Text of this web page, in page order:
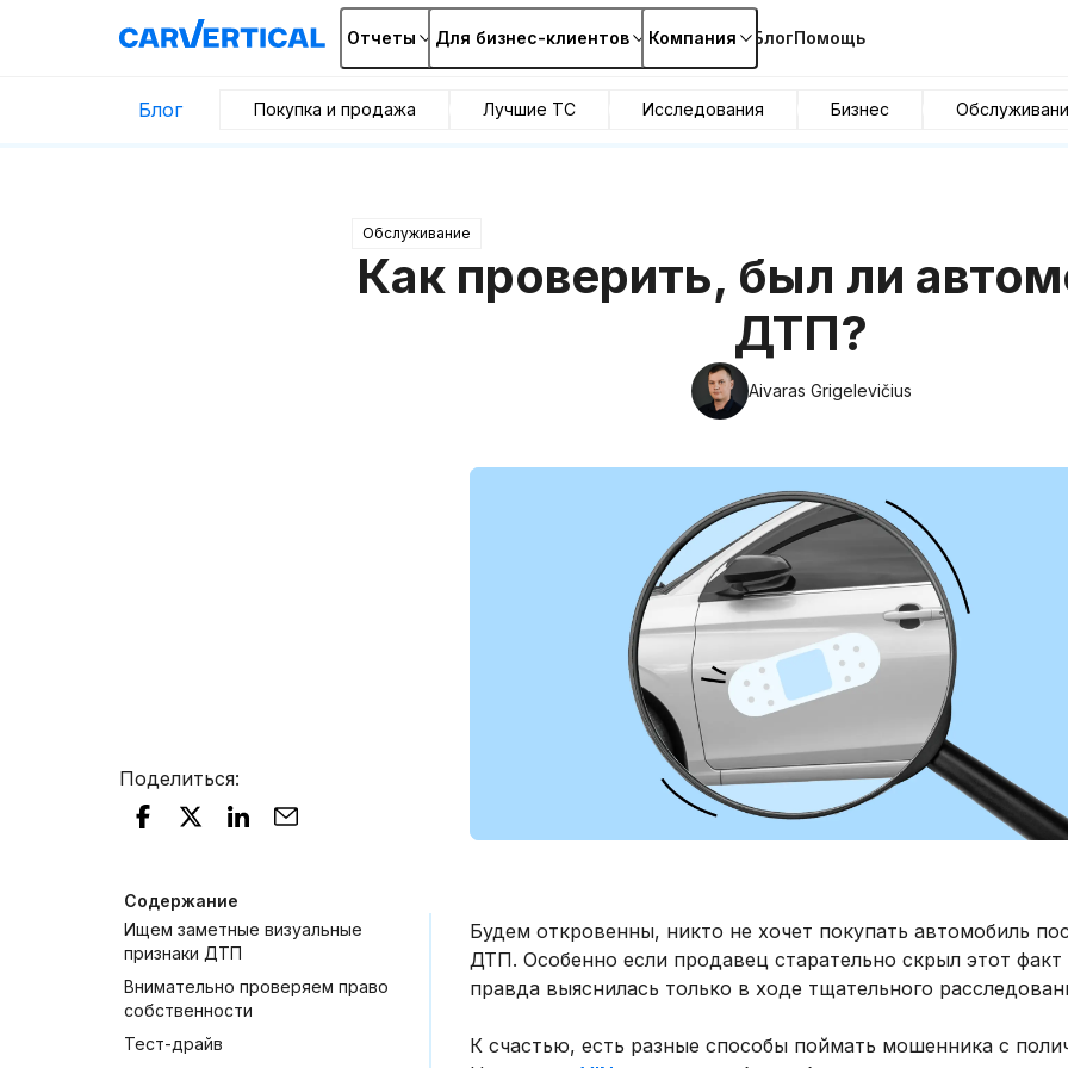
Отчеты Для бизнес-клиентов Компания БлогПомощь
Блог Покупка и продажа Лучшие ТС Исследования Бизнес
Обслуживание
Как проверить, был ли
ДТП?
Aivaras Grigelevičius
Поделиться:
Содержание
Ищем заметные визуальные
признаки ДТП
Внимательно проверяем право
собственности
Тест-драйв
Будем откровенны, никто не хочет покупать автомобиль
ДТП. Особенно если продавец старательно скрыл этот факт
правда выяснилась только в ходе тщательного
К счастью, есть разные способы поймать мошенника с